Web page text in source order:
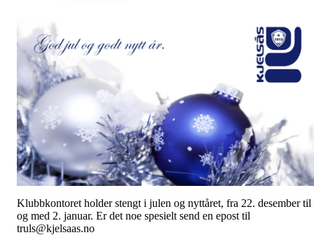
Klubbkontoret holder stengt i julen og nyttåret, fra 22. desember til
og med 2. januar. Er det noe spesielt send en epost til
truls@kjelsaas.no